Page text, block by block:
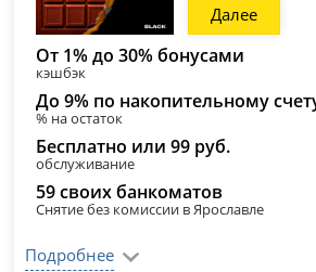
Далее
От 1% до 30% бонусами
кэшбэк
До 9% по накопительному
% на остаток
Бесплатно или 99 руб.
обслуживание
59 своих банкоматов
Снятие без комиссии в Ярославле
Подробнее